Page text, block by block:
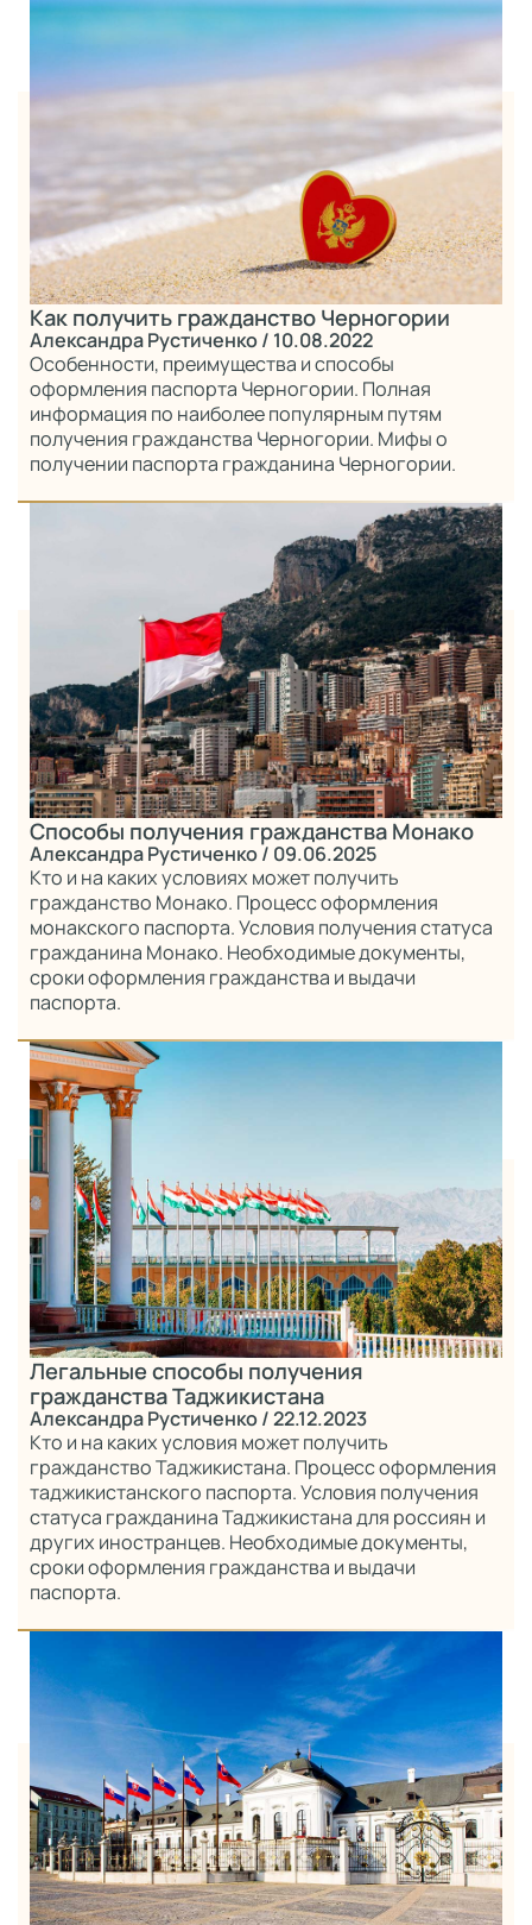
Как получить гражданство Черногории
Александра Рустиченко/ 10.08.2022
Особенности, преимущества и способы
оформления паспорта Черногории. Полная
информация по наиболее популярным путям
получения гражданства Черногории. Мифы о
получении паспорта гражданина Черногории.
Способы получения гражданства Монако
Александра Рустиченко/ 09.06.2025
Кто и на каких условиях может получить
гражданство Монако. Процесс оформления
монакского паспорта. Условия получения статуса
гражданина Монако. Необходимые документы,
сроки оформления гражданства и выдачи
паспорта.
Легальные способы получения
гражданства Таджикистана
Александра Рустиченко/ 22.12.2023
Кто и на каких условия может получить
гражданство Таджикистана. Процесс оформления
таджикистанского паспорта. Условия получения
статуса гражданина Таджикистана для россиян и
других иностранцев. Необходимые документы,
сроки оформления гражданства и выдачи
паспорта.